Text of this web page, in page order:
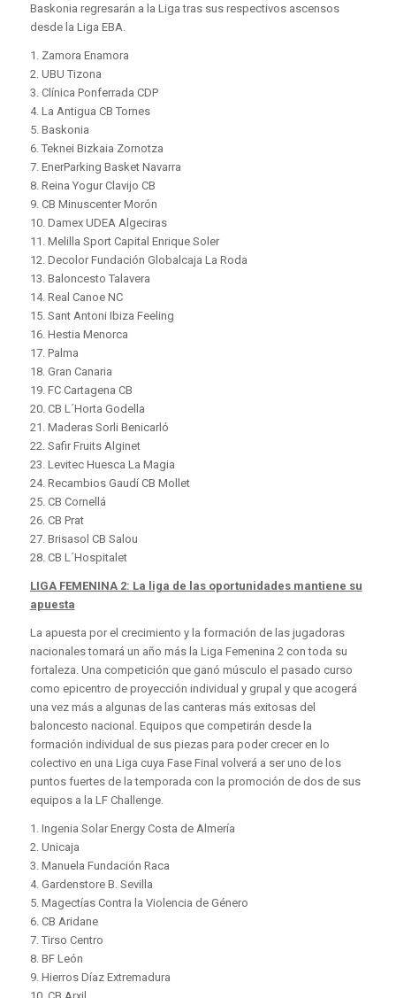
Baskonia regresarán a la Liga tras sus respectivos ascensos
desde la Liga EBA.
1. Zamora Enamora
2. UBU Tizona
3. Clínica Ponferrada CDP
4. La Antigua CB Tornes
5. Baskonia
6. Teknei Bizkaia Zornotza
7. EnerParking Basket Navarra
8. Reina Yogur Clavijo CB
9. CB Minuscenter Morón
10. Damex UDEA Algeciras
11. Melilla Sport Capital Enrique Soler
12. Decolor Fundación Globalcaja La Roda
13. Baloncesto Talavera
14. Real Canoe NC
15. Sant Antoni Ibiza Feeling
16. Hestia Menorca
17. Palma
18. Gran Canaria
19. FC Cartagena CB
20. CB L´Horta Godella
21. Maderas Sorli Benicarló
22. Safir Fruits Alginet
23. Levitec Huesca La Magia
24. Recambios Gaudí CB Mollet
25. CB Cornellá
26. CB Prat
27. Brisasol CB Salou
28. CB L´Hospitalet
LIGA FEMENINA 2: La liga de las oportunidades mantiene su
apuesta
La apuesta por el crecimiento y la formación de las jugadoras
nacionales tomará un año más la Liga Femenina 2 con toda su
fortaleza. Una competición que ganó músculo el pasado curso
como epicentro de proyección individual y grupal y que acogerá
una vez más a algunas de las canteras más exitosas del
baloncesto nacional. Equipos que competirán desde la
formación individual de sus piezas para poder crecer en lo
colectivo en una Liga cuya Fase Final volverá a ser uno de los
puntos fuertes de la temporada con la promoción de dos de sus
equipos a la LF Challenge.
1. Ingenia Solar Energy Costa de Almería
2. Unicaja
3. Manuela Fundación Raca
4. Gardenstore B. Sevilla
5. Magectías Contra la Violencia de Género
6. CB Aridane
7. Tirso Centro
8. BF León
9. Hierros Díaz Extremadura